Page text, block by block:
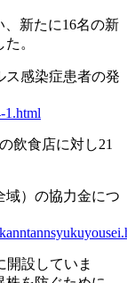
、新たに16名の新
。
感染症患者の発
1.html
飲食店に対し21
域）の協力金につ
開設していま